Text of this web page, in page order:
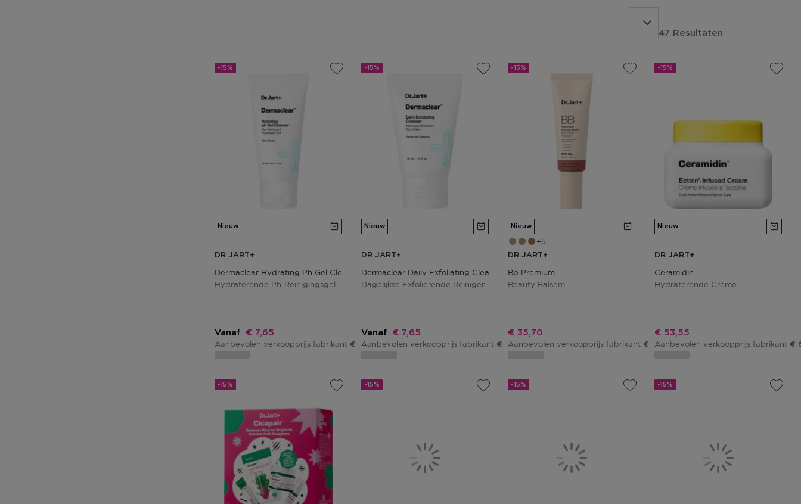
47 Resultaten
-15%
Nieuw
DR JART+
Dermaclear Hydrating Ph Gel Cleanser
Hydraterende Ph-Reinigingsgel
Vanaf Kortingsprijs
€ 7,65
Aanbevolen verkoopprijs fabrikant € 9,00
-15%
Nieuw
DR JART+
Dermaclear Daily Exfoliating Cleanser
Dagelijkse Exfoliërende Reiniger
Vanaf Kortingsprijs
€ 7,65
Aanbevolen verkoopprijs fabrikant € 9,00
-15%
5
Nieuw
DR JART+
Bb Premium
Beauty Balsem
Kortingsprijs
€ 35,70
Aanbevolen verkoopprijs fabrikant € 42,00
-15%
Nieuw
DR JART+
Ceramidin
Hydraterende Crème
Kortingsprijs
€ 53,55
Aanbevolen verkoopprijs fabrikant €
-15% -15% -15% -15%